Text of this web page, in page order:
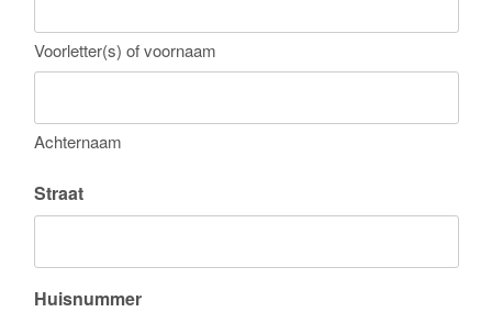
Voorletter(s) of voornaam
Achternaam
Straat
Huisnummer